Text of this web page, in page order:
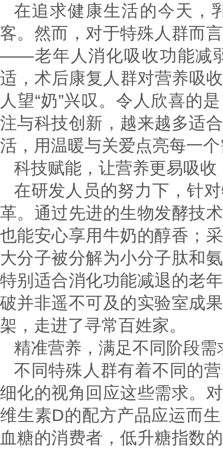
在追求健康生活的今天，
客。然而，对于特殊人群而
——老年人消化吸收功能减
适，术后康复人群对营养吸
人望“奶”兴叹。令人欣喜的
注与科技创新，越来越多适
活，用温暖与关爱点亮每一
科技赋能，让营养更易吸收
在研发人员的努力下，针
革。通过先进的生物发酵技
也能安心享用牛奶的醇香；
大分子被分解为小分子肽和
特别适合消化功能减退的老
破并非遥不可及的实验室成
架，走进了寻常百姓家。
精准营养，满足不同阶段需
不同特殊人群有着不同的
细化的视角回应这些需求。
维生素D的配方产品应运而
血糖的消费者，低升糖指数